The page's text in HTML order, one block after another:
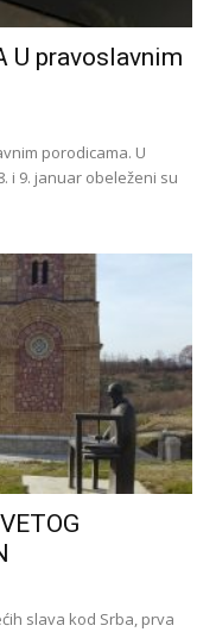
U pravoslavnim
porodicama. U
i 9. januar obeleženi su
slava kod Srba, prva